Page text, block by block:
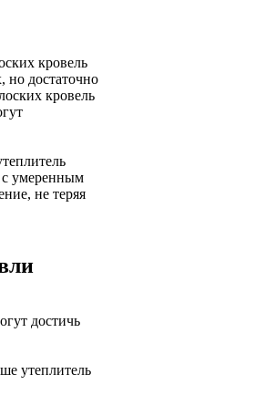
кровель
но достаточно
кровель
с умеренным
не теряя
достичь
утеплитель